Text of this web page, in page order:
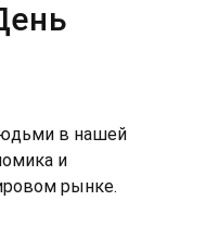
в нашей
и
рынке.